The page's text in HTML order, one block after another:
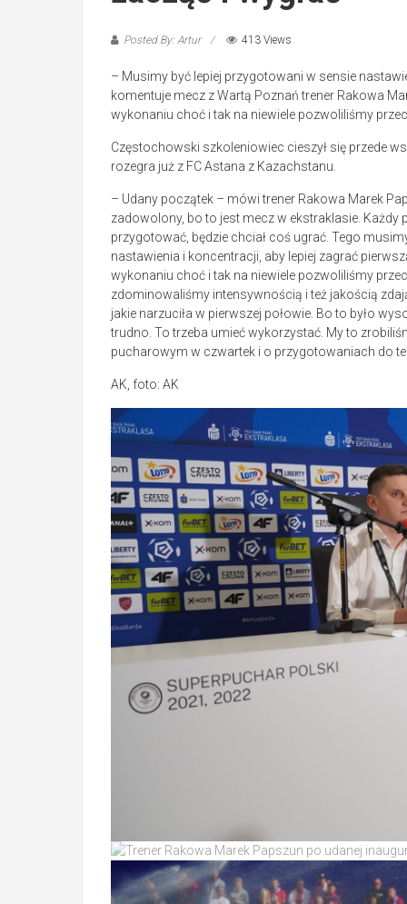
Posted By: Artur 413 Views
– Musimy być lepiej przygotowani w sensie
komentuje mecz z Wartą Poznań trener Rakowa
wykonaniu choć i tak na niewiele pozwoliliśmy
Częstochowski szkoleniowiec cieszył się przede
rozegra już z FC Astana z Kazachstanu.
– Udany początek – mówi trener Rakowa Marek
zadowolony, bo to jest mecz w ekstraklasie. Każdy
przygotować, będzie chciał coś ugrać. Tego
nastawienia i koncentracji, aby lepiej zagrać
wykonaniu choć i tak na niewiele pozwoliliśmy
zdominowaliśmy intensywnością i też jakością
jakie narzuciła w pierwszej połowie. Bo to było
trudno. To trzeba umieć wykorzystać. My to
pucharowym w czwartek i o przygotowaniach do
AK, foto: AK